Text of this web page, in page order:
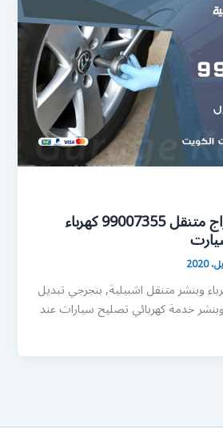
كراج اشبيلية | كراج متنقل 99007355 كهرباء
وبنشر متنقل اشبيلية, بنجرجي تبديل
وبنشر خدمة كهربائي تصليح سيارات عند